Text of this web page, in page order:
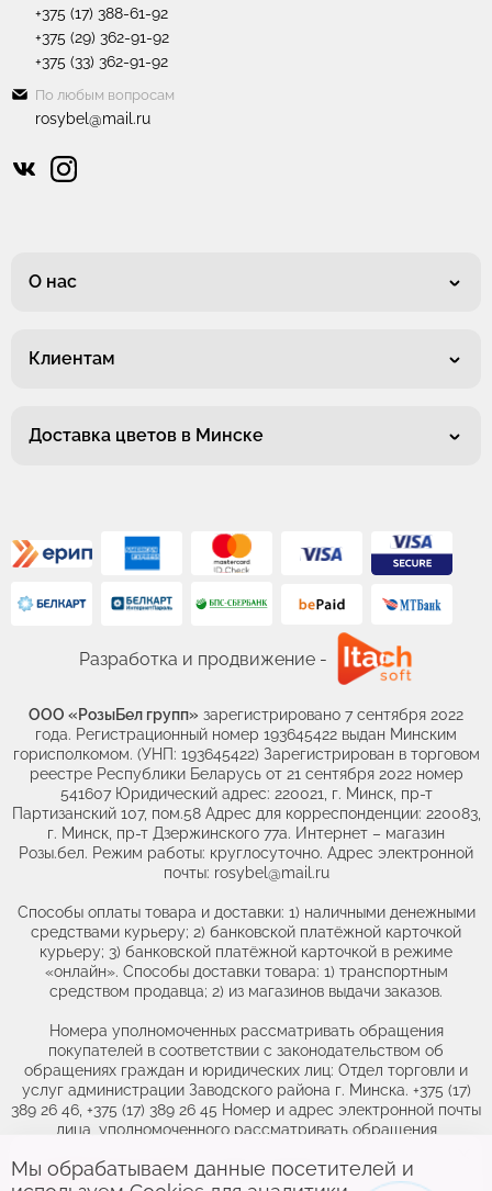
+375 (17) 388-61-92
+375 (29) 362-91-92
+375 (33) 362-91-92
По любым вопросам
rosybel@mail.ru
О нас
Клиентам
Доставка цветов в Минске
Разработка и продвижение -
ООО «РозыБел групп» зарегистрировано 7 сентября 2022
года. Регистрационный номер 193645422 выдан Минским
горисполкомом. (УНП: 193645422) Зарегистрирован в торговом
реестре Республики Беларусь от 21 сентября 2022 номер
541607 Юридический адрес: 220021, г. Минск, пр-т
Партизанский 107, пом.58 Адрес для корреспонденции: 220083,
г. Минск, пр-т Дзержинского 77а. Интернет – магазин
Розы.бел. Режим работы: круглосуточно. Адрес электронной
почты: rosybel@mail.ru
Способы оплаты товара и доставки: 1) наличными денежными
средствами курьеру; 2) банковской платёжной карточкой
курьеру; 3) банковской платёжной карточкой в режиме
«онлайн». Способы доставки товара: 1) транспортным
средством продавца; 2) из магазинов выдачи заказов.
Номера уполномоченных рассматривать обращения
покупателей в соответствии с законодательством об
обращениях граждан и юридических лиц: Отдел торговли и
услуг администрации Заводского района г. Минска. +375 (17)
389 26 46, +375 (17) 389 26 45 Номер и адрес электронной почты
лица, уполномоченного рассматривать обращения
законодательством о защите прав потребителей: +375(44)764-
Выберите адрес,чтобы увидеть
Мы обрабатываем данные посетителей и